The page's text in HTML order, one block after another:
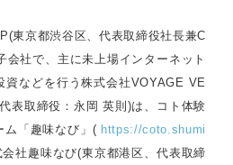
東京都渋谷区、代表取締役社長兼C
会社で、主に未上場インターネット
資などを行う株式会社VOYAGE VE
表取締役：永岡 英則)は、コト体験
ム「趣味なび」( https://coto.shumi
社趣味なび(東京都港区、代表取締